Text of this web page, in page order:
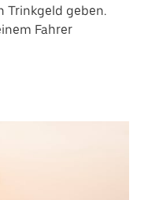
Trinkgeld geben.
Fahrer